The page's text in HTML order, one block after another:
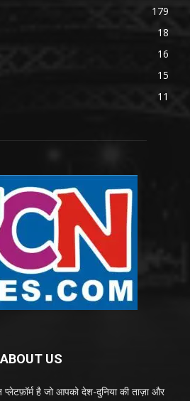
179
18
16
15
11
ABOUT US
है जो आपको देश-दुनिया की ताज़ा और